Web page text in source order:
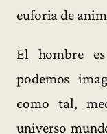
euforia de
El hombre
podemos
como tal,
universo